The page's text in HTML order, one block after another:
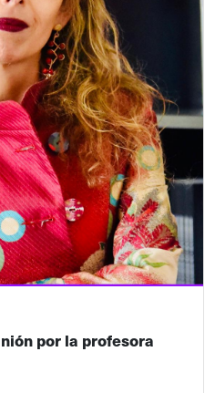
por la profesora